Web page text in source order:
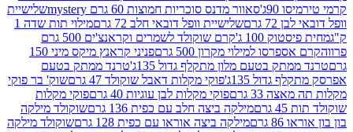
90ג'
סאוור מדנס סוכריות חמוצות 60 גרם mystery
שלישיית
גרם
שלישיית וופל דובאי חלב 72 גרם
מילוי תות שדה 1
100 ג'
קרם שוקולד לשמרים וקראנצ'ים 500 גרם
למילוי מקרון 500 גרם
פניני קראנץ מיקס מיני 150
בטעם מלון מתקלף גדול 135ג'
טרנד ממתק בטעם
גדול 135ג'
פוקי מקלות דאבל שוקולד 47 גרם
שוק' בר פוקי
33 גרם
פוקי מקלות לבן עוגיות 40 גרם
פוקי מקלות
מילקה ביצה חלב עם כפית 136 גרם
שוקולד מילקה
מילקה ביצה אוראו עם כפית 128 גרם
שוקולד מילקה